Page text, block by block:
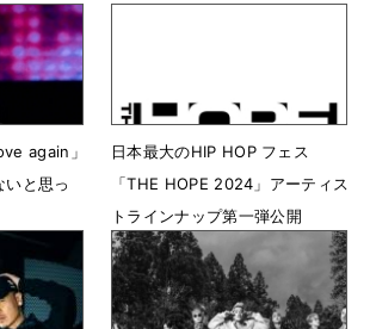
again」
と思っ
日本最大のHIP HOP フェス
「THE HOPE 2024」アーティス
トラインナップ第一弾公開
6月24日 18時39分